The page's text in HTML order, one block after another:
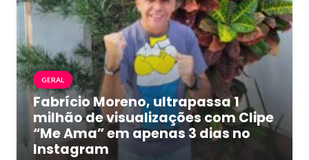
GERAL
Fabrício Moreno, ultrapassa 1
milhão de visualizações com Clipe
“Me Ama” em apenas 3 dias no
Instagram